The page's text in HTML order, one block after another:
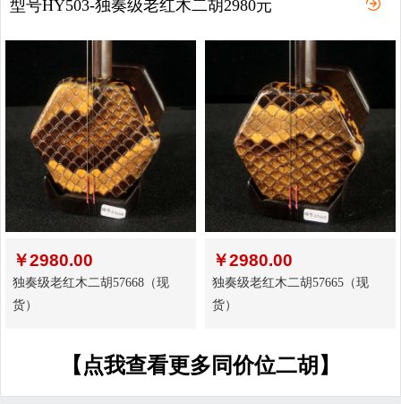
型号HY503-独奏级老红木二胡2980元
￥2980.00
独奏级老红木二胡57668（现
货）
￥2980.00
独奏级老红木二胡57665（现
货）
【点我查看更多同价位二胡】